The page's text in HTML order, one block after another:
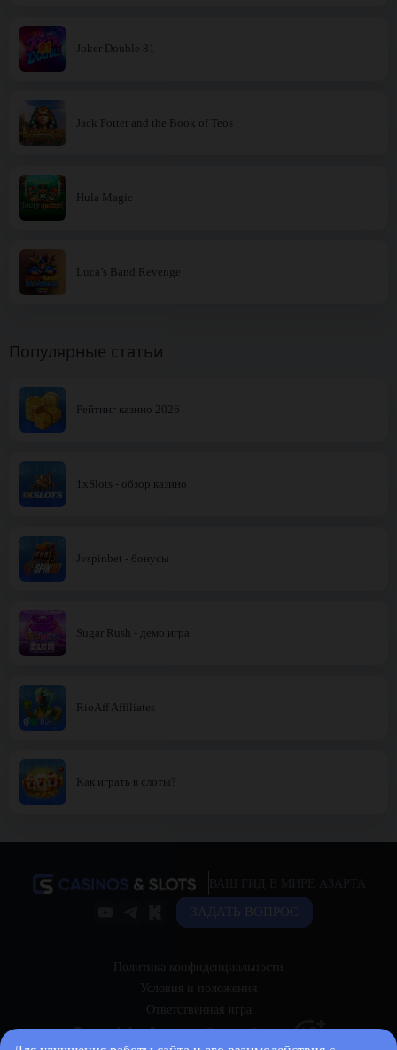
Joker Double 81
Jack Potter and the Book of Teos
Hula Magic
Luca’s Band Revenge
Популярные статьи
Рейтинг казино 2026
1xSlots - обзор казино
Jvspinbet - бонусы
Sugar Rush - демо игра
RioAff Affiliates
Как играть в слоты?
ЗАДАТЬ ВОПРОС
Политика конфиденциальности
Условия и положения
Ответственная игра